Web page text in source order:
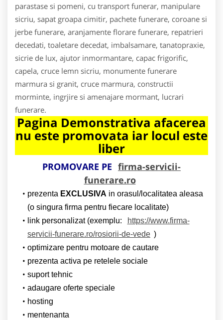
parastase si pomeni, cu transport funerar, manipulare
sicriu, sapat groapa cimitir, pachete funerare, coroane si
jerbe funerare, aranjamente florare funerare, repatrieri
decedati, toaletare decedat, imbalsamare, tanatopraxie,
sicrie de lux, ajutor inmormantare, capac frigorific,
capela, cruce lemn sicriu, monumente funerare
marmura si granit, cruce marmura, constructii
morminte, ingrjire si amenajare mormant, lucrari
funerare.
Pagina Demonstrativa afacerea
nu este promovata iar locul este
liber
PROMOVARE PE firma-servicii-
funerare.ro
prezenta EXCLUSIVA in orasul/localitatea aleasa
(o singura firma pentru fiecare localitate)
link personalizat (exemplu:
https://www.firma-
servicii-funerare.ro/rosiorii-de-vede )
optimizare pentru motoare de cautare
prezenta activa pe retelele sociale
suport tehnic
adaugare oferte speciale
hosting
mentenanta